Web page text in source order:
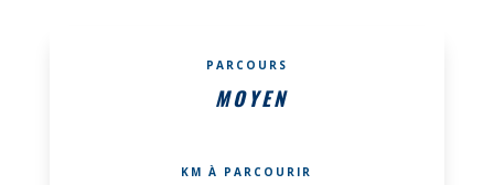
PARCOURS
MOYEN
KM À PARCOURIR